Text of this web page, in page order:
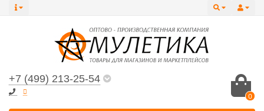
+7 (499) 213-25-54
0